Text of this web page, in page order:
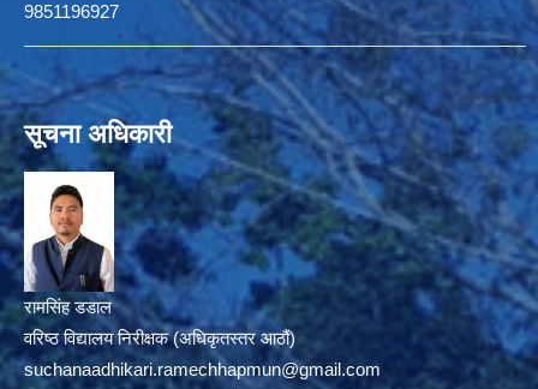
9851196927
सूचना अधिकारी
रामसिंह डडाल
वरिष्ठ विद्यालय निरीक्षक (अधिकृतस्तर आठौं)
suchanaadhikari.ramechhapmun@gmail.com